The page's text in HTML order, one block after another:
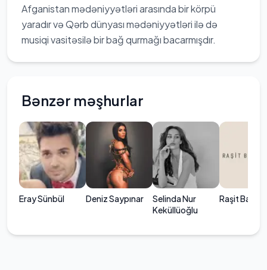
Afganistan mədəniyyətləri arasında bir körpü
yaradır və Qərb dünyası mədəniyyətləri ilə də
musiqi vasitəsilə bir bağ qurmağı bacarmışdır.
Bənzər məşhurlar
Eray Sünbül Deniz Saypınar
Selinda Nur
Keküllüoğlu
Raşit